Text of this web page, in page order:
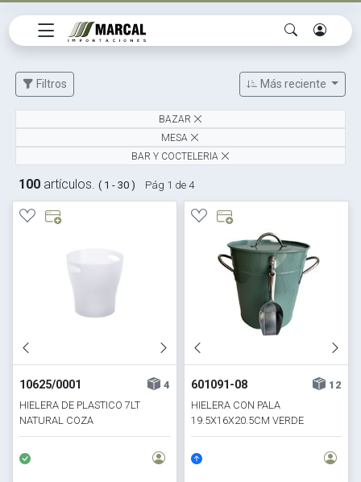
Filtros Más reciente
BAZAR
MESA
BAR Y COCTELERIA
10625/0001
4
HIELERA DE PLASTICO 7LT
NATURAL COZA
601091-08
12
HIELERA CON PALA
19.5X16X20.5CM VERDE
100 artículos.( 1 - 30 ) Pág 1 de 4